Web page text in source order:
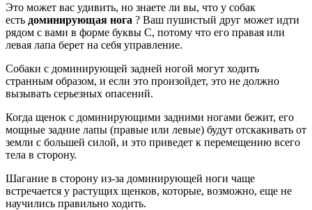
Это может вас удивить, но знаете ли вы, что у собак
есть доминирующая нога ? Ваш пушистый друг может идти
рядом с вами в форме буквы C, потому что его правая или
левая лапа берет на себя управление.
Собаки с доминирующей задней ногой могут ходить
странным образом, и если это произойдет, это не должно
вызывать серьезных опасений.
Когда щенок с доминирующими задними ногами бежит, его
мощные задние лапы (правые или левые) будут отскакивать от
земли с большей силой, и это приведет к перемещению всего
тела в сторону.
Шагание в сторону из-за доминирующей ноги чаще
встречается у растущих щенков, которые, возможно, еще не
научились правильно ходить.